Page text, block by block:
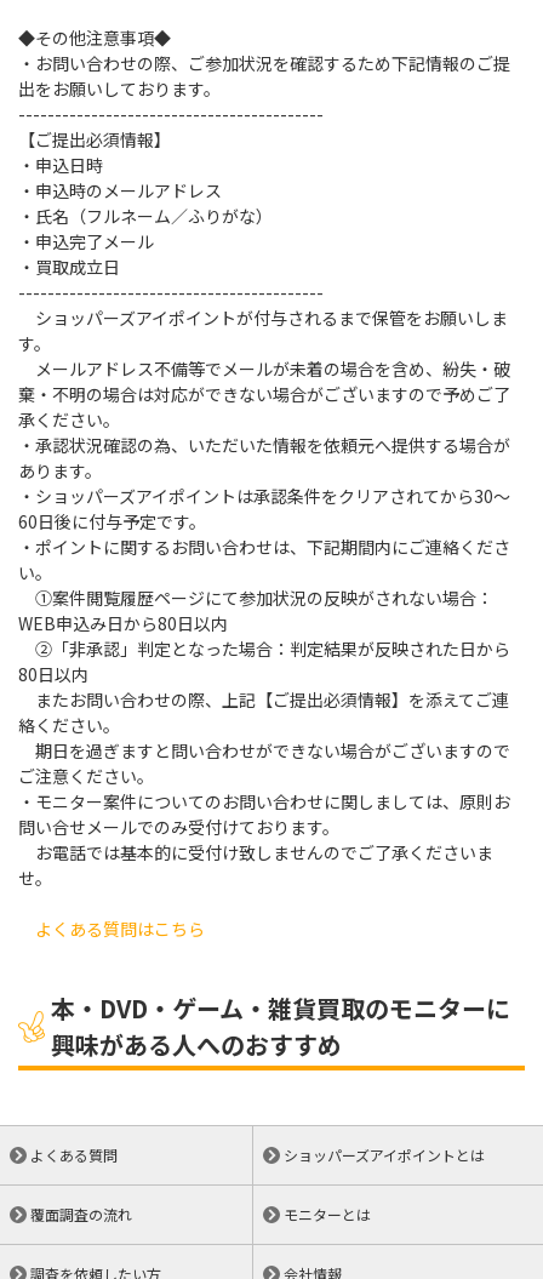
◆その他注意事項◆
・お問い合わせの際、ご参加状況を確認するため下記情報のご提
出をお願いしております。
------------------------------------------
【ご提出必須情報】
・申込日時
・申込時のメールアドレス
・氏名（フルネーム／ふりがな）
・申込完了メール
・買取成立日
------------------------------------------
ショッパーズアイポイントが付与されるまで保管をお願いしま
す。
メールアドレス不備等でメールが未着の場合を含め、紛失・破
棄・不明の場合は対応ができない場合がございますので予めご了
承ください。
・承認状況確認の為、いただいた情報を依頼元へ提供する場合が
あります。
・ショッパーズアイポイントは承認条件をクリアされてから30～
60日後に付与予定です。
・ポイントに関するお問い合わせは、下記期間内にご連絡くださ
い。
①案件閲覧履歴ページにて参加状況の反映がされない場合：
WEB申込み日から80日以内
②「非承認」判定となった場合：判定結果が反映された日から
80日以内
またお問い合わせの際、上記【ご提出必須情報】を添えてご連
絡ください。
期日を過ぎますと問い合わせができない場合がございますので
ご注意ください。
・モニター案件についてのお問い合わせに関しましては、原則お
問い合せメールでのみ受付けております。
お電話では基本的に受付け致しませんのでご了承くださいま
せ。
よくある質問はこちら
本・DVD・ゲーム・雑貨買取のモニターに
興味がある人へのおすすめ
よくある質問 ショッパーズアイポイントとは
覆面調査の流れ モニターとは
調査を依頼したい方 会社情報